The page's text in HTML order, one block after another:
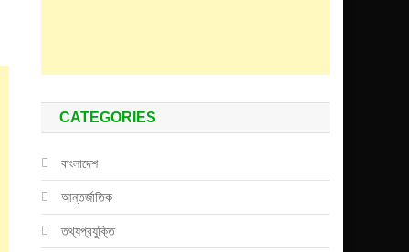
CATEGORIES
বাংলাদেশ
আন্তর্জাতিক
তথ্যপ্রযুক্তি